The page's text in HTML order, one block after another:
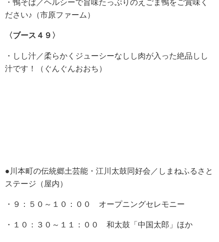
・鴨そば／ヘルシーで旨味たっぷりのえごま鴨をご賞味く
ださい♪（市原ファーム）
〈ブース４９〉
・しし汁／柔らかくジューシーなしし肉が入った絶品しし
汁です！（ぐんぐんおおち）
●川本町の伝統郷土芸能・江川太鼓同好会／しまねふるさと
ステージ（屋内）
・９：５０～１０：００ オープニングセレモニー
・１０：３０～１１：００ 和太鼓「中国太郎」ほか